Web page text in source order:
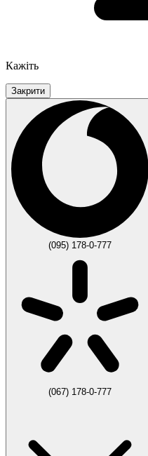
Кажіть
Закрити
(095) 178-0-777
(067) 178-0-777